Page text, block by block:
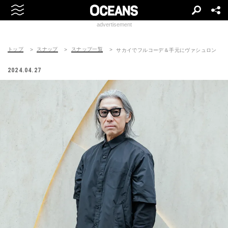
advertisement
トップ スナップ スナップ一覧 サカイでフルコーデ＆手元にヴァシュロン
2024.04.27